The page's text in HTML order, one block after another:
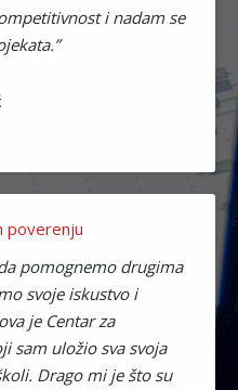
i nadam se
poverenju
pomognemo drugima
svoje iskustvo i
je Centar za
sam uložio sva svoja
Drago mi je što su